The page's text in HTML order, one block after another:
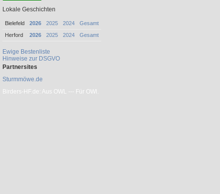
Lokale Geschichten
Bielefeld 2026 2025 2024
Gesamt
Herford
2026 2025 2024 Gesamt
Ewige Bestenliste
Hinweise zur DSGVO
Partnersites
Sturmmöwe.de
Birders-HF.de: Aus OWL --- Für OWl.